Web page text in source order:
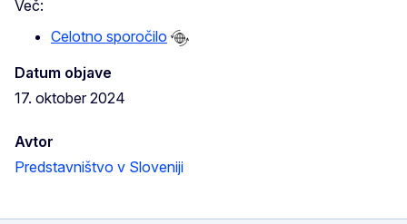
Več:
Celotno sporočilo
Datum objave
17. oktober 2024
Avtor
Predstavništvo v Sloveniji